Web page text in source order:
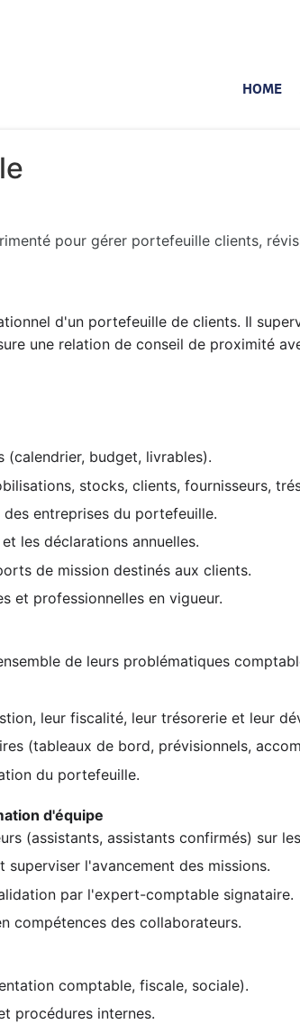
HOME
pour gérer portefeuille clients,
d'un portefeuille de clients. Il
une relation de conseil de proximité
(calendrier, budget, livrables).
stocks, clients, fournisseurs,
entreprises du portefeuille.
les déclarations annuelles.
de mission destinés aux clients.
et professionnelles en vigueur.
de leurs problématiques
leur fiscalité, leur trésorerie et leur
(tableaux de bord, prévisionnels,
du portefeuille.
d'équipe
(assistants, assistants confirmés) sur
l'avancement des missions.
par l'expert-comptable signataire.
compétences des collaborateurs.
comptable, fiscale, sociale).
procédures internes.